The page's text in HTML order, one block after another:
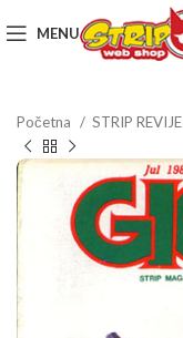
MENU
Početna STRIP REVIJE